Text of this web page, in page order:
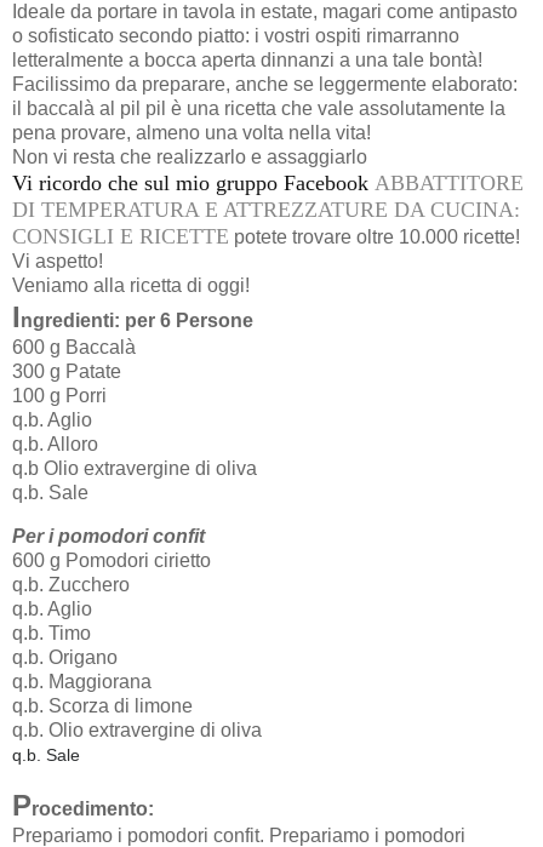
Ideale da portare in tavola in estate, magari come antipasto
o sofisticato secondo piatto: i vostri ospiti rimarranno
letteralmente a bocca aperta dinnanzi a una tale bontà!
Facilissimo da preparare, anche se leggermente elaborato:
il baccalà al pil pil è una ricetta che vale assolutamente la
pena provare, almeno una volta nella vita!
Non vi resta che realizzarlo e assaggiarlo
Vi ricordo che sul mio gruppo Facebook ABBATTITORE
DI TEMPERATURA E ATTREZZATURE DA CUCINA:
CONSIGLI E RICETTE potete trovare oltre 10.000 ricette!
Vi aspetto!
Veniamo alla ricetta di oggi!
Ingredienti: per 6 Persone
600 g Baccalà
300 g Patate
100 g Porri
q.b. Aglio
q.b. Alloro
q.b Olio extravergine di oliva
q.b. Sale
Per i pomodori confit
600 g Pomodori cirietto
q.b. Zucchero
q.b. Aglio
q.b. Timo
q.b. Origano
q.b. Maggiorana
q.b. Scorza di limone
q.b. Olio extravergine di oliva
q.b. Sale
Procedimento:
Prepariamo i pomodori confit. Prepariamo i pomodori